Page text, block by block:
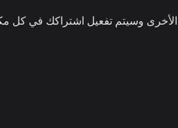
وسيتم تفعيل اشتراكك في كل